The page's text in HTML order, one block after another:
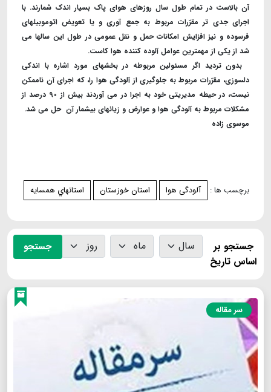
آن بالاست در تمام طول سال روزهای هوای پاک بسیار اندک شمارند. با
اجرای جدی تر مقرّرات مربوط به جمع آوری و یا تعویض اتوموبیلهای
فرسوده و نیز افزایش امکانات حمل و نقل عمومی در طول این سالها می
شد از یکی از مهمترین عوامل آلوده کننده هوا کاست.
بدون تردید اگر مسئولین مربوطه در بخشهای مورد اشاره با اندکی
دلسوزی، مقرّرات مربوط به جلوگیری از آلودگی هوا را، که اجرای آن ناممکن
نیست، در حیطه مدیریتی خود به اجرا در می آوردند بیش از ۹۰ درصد از
مشکلات مربوط به آلودگی هوا و عوارض و زیانهای بیشمار آن حل می شد.
موسوی زاده
برچسب ها : آلودگی هوا استان خوزستان استانهاي همسايه
جستجو بر
اساس تاریخ
جستجو
سر مقاله